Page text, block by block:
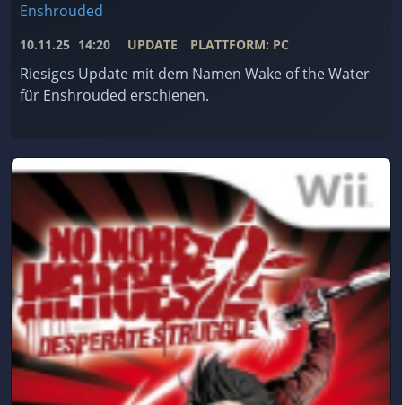
Enshrouded
10.11.25 14:20 UPDATE PLATTFORM: PC
Riesiges Update mit dem Namen Wake of the Water
für Enshrouded erschienen.